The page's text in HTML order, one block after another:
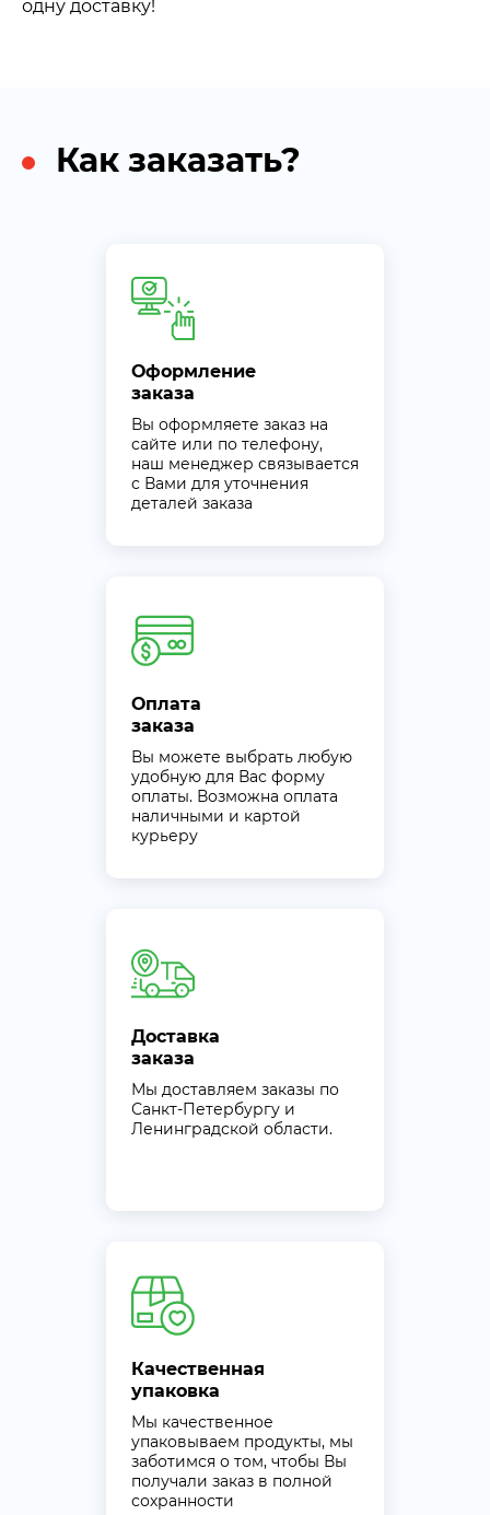
одну доставку!
Как заказать?
Оформление
заказа
Вы оформляете заказ на
сайте или по телефону,
наш менеджер связывается
с Вами для уточнения
деталей заказа
Оплата
заказа
Вы можете выбрать любую
удобную для Вас форму
оплаты. Возможна оплата
наличными и картой
курьеру
Доставка
заказа
Мы доставляем заказы по
Санкт-Петербургу и
Ленинградской области.
Качественная
упаковка
Мы качественное
упаковываем продукты, мы
заботимся о том, чтобы Вы
получали заказ в полной
сохранности